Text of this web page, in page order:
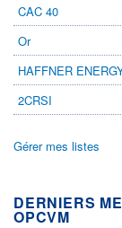
CAC 40
Or
HAFFNER
2CRSI
Gérer mes listes
DERNIERS
OPCVM